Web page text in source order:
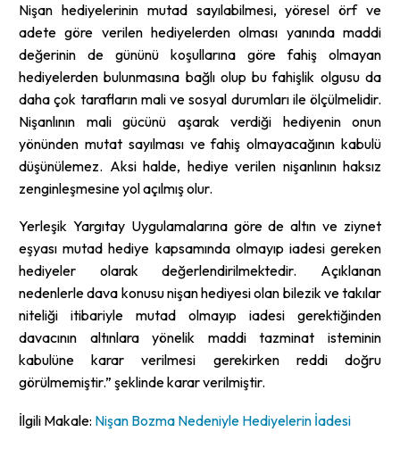
Nişan hediyelerinin mutad sayılabilmesi, yöresel örf ve
adete göre verilen hediyelerden olması yanında maddi
değerinin de gününü koşullarına göre fahiş olmayan
hediyelerden bulunmasına bağlı olup bu fahişlik olgusu da
daha çok tarafların mali ve sosyal durumları ile ölçülmelidir.
Nişanlının mali gücünü aşarak verdiği hediyenin onun
yönünden mutat sayılması ve fahiş olmayacağının kabulü
düşünülemez. Aksi halde, hediye verilen nişanlının haksız
zenginleşmesine yol açılmış olur.
Yerleşik Yargıtay Uygulamalarına göre de altın ve ziynet
eşyası mutad hediye kapsamında olmayıp iadesi gereken
hediyeler olarak değerlendirilmektedir. Açıklanan
nedenlerle dava konusu nişan hediyesi olan bilezik ve takılar
niteliği itibariyle mutad olmayıp iadesi gerektiğinden
davacının altınlara yönelik maddi tazminat isteminin
kabulüne karar verilmesi gerekirken reddi doğru
görülmemiştir.” şeklinde karar verilmiştir.
İlgili Makale: Nişan Bozma Nedeniyle Hediyelerin İadesi